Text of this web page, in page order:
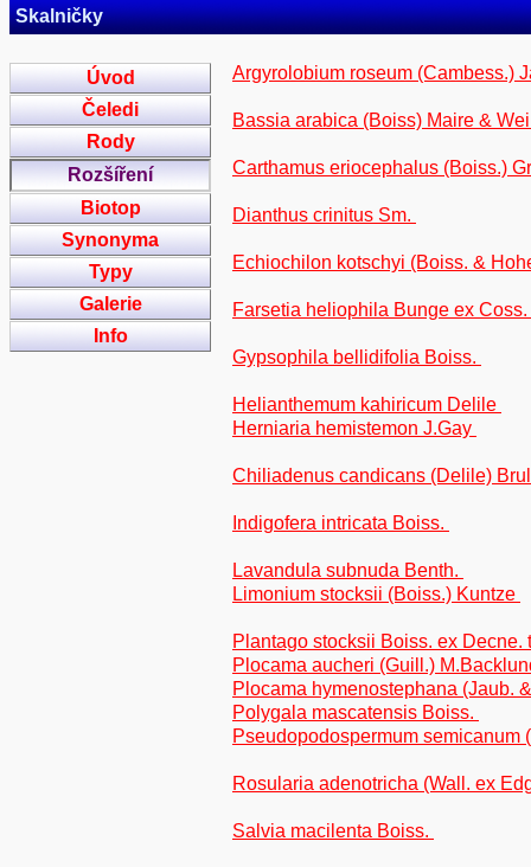
Skalničky
Úvod
Čeledi
Rody
Rozšíření
Biotop
Synonyma
Typy
Galerie
Info
Argyrolobium roseum (Cambess.)
Bassia arabica (Boiss) Maire &
Carthamus eriocephalus (Boiss.)
Dianthus crinitus Sm.
Echiochilon kotschyi (Boiss. &
Farsetia heliophila Bunge ex Coss.
Gypsophila bellidifolia Boiss.
Helianthemum kahiricum Delile
Herniaria hemistemon J.Gay
Chiliadenus candicans (Delile)
Indigofera intricata Boiss.
Lavandula subnuda Benth.
Limonium stocksii (Boiss.) Kuntze
Plantago stocksii Boiss. ex Decne.
Plocama aucheri (Guill.)
Plocama hymenostephana (Jaub.
Polygala mascatensis Boiss.
Pseudopodospermum semicanum
Rosularia adenotricha (Wall. ex
Salvia macilenta Boiss.